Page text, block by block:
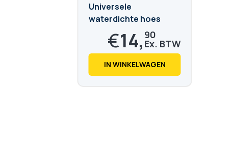
Universele
waterdichte hoes
voor walkie-talkie
€14, 90
€18,
IN WINKELWAGEN